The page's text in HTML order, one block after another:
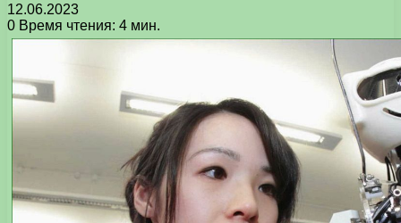
12.06.2023
0 Время чтения: 4 мин.